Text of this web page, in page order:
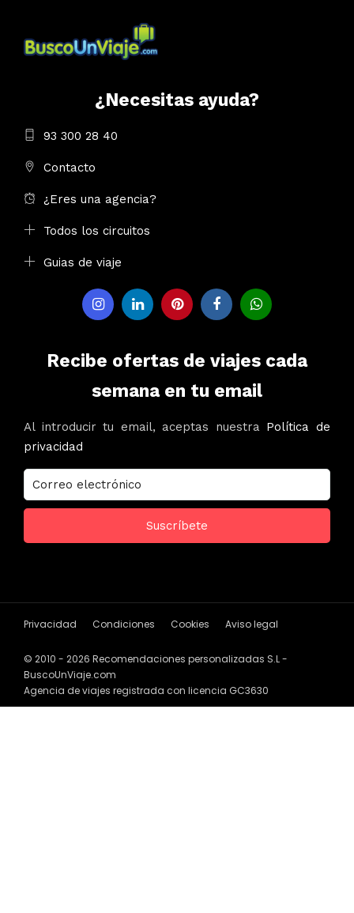
¿Necesitas ayuda?
93 300 28 40
Contacto
¿Eres una agencia?
Todos los circuitos
Guias de viaje
Recibe ofertas de viajes cada
semana en tu email
Al introducir tu email, aceptas nuestra Política de
privacidad
Privacidad Condiciones Cookies Aviso legal
© 2010 - 2026 Recomendaciones personalizadas S.L -
BuscoUnViaje.com
Agencia de viajes registrada con licencia GC3630